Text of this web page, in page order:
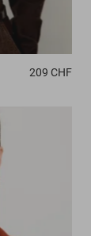
209 CHF